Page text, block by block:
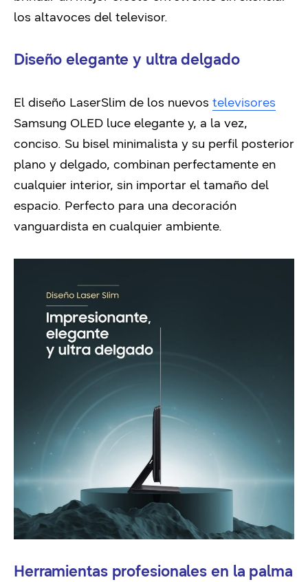
los altavoces del televisor.
Diseño elegante y ultra delgado
El diseño LaserSlim de los nuevos televisores
Samsung OLED luce elegante y, a la vez,
conciso. Su bisel minimalista y su perfil posterior
plano y delgado, combinan perfectamente en
cualquier interior, sin importar el tamaño del
espacio. Perfecto para una decoración
vanguardista en cualquier ambiente.
Herramientas profesionales en la palma